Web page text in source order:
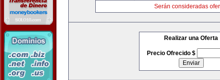
Serán consideradas
Realizar una Oferta
Precio Ofrecido $